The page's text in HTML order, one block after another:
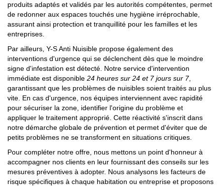
produits adaptés et validés par les autorités compétentes, permet
de redonner aux espaces touchés une hygiène irréprochable,
assurant ainsi protection et tranquillité pour les familles et les
entreprises.
Par ailleurs, Y-S Anti Nuisible propose également des
interventions d'urgence qui se déclenchent dès que le moindre
signe d'infestation est détecté. Notre service d'intervention
immédiate est disponible 24 heures sur 24 et 7 jours sur 7,
garantissant que les problèmes de nuisibles soient traités au plus
vite. En cas d'urgence, nos équipes interviennent avec rapidité
pour sécuriser la zone, identifier l'origine du problème et
appliquer le traitement approprié. Cette réactivité s'inscrit dans
notre démarche globale de prévention et permet d'éviter que de
petits problèmes ne se transforment en situations critiques.
Pour compléter notre offre, nous mettons un point d'honneur à
accompagner nos clients en leur fournissant des conseils sur les
mesures préventives à adopter. Nous analysons les facteurs de
risque spécifiques à chaque habitation ou entreprise et proposons